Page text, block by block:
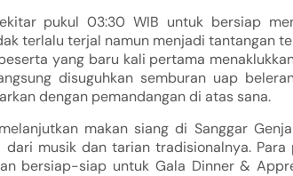
pukul 03:30 WIB untuk bersiap
terlalu terjal namun menjadi tantangan
yang baru kali pertama
disuguhkan semburan uap
dengan pemandangan di atas sana.
makan siang di Sanggar
musik dan tarian tradisionalnya. Para
bersiap-siap untuk Gala Dinner &